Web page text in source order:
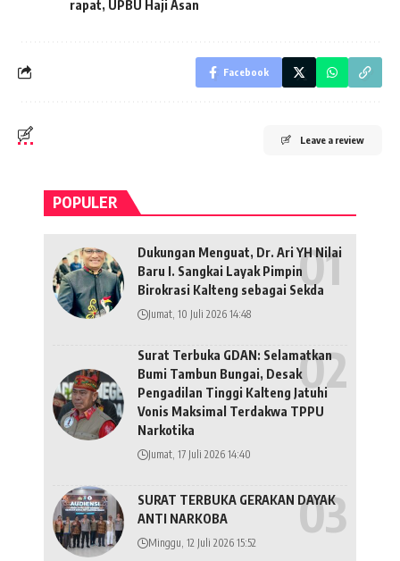
rapat, UPBU Haji Asan
Facebook
Leave a review
POPULER
Dukungan Menguat, Dr. Ari YH Nilai
Baru I. Sangkai Layak Pimpin
Birokrasi Kalteng sebagai Sekda
Jumat, 10 Juli 2026 14:48
Surat Terbuka GDAN: Selamatkan
Bumi Tambun Bungai, Desak
Pengadilan Tinggi Kalteng Jatuhi
Vonis Maksimal Terdakwa TPPU
Narkotika
Jumat, 17 Juli 2026 14:40
SURAT TERBUKA GERAKAN DAYAK
ANTI NARKOBA
Minggu, 12 Juli 2026 15:52